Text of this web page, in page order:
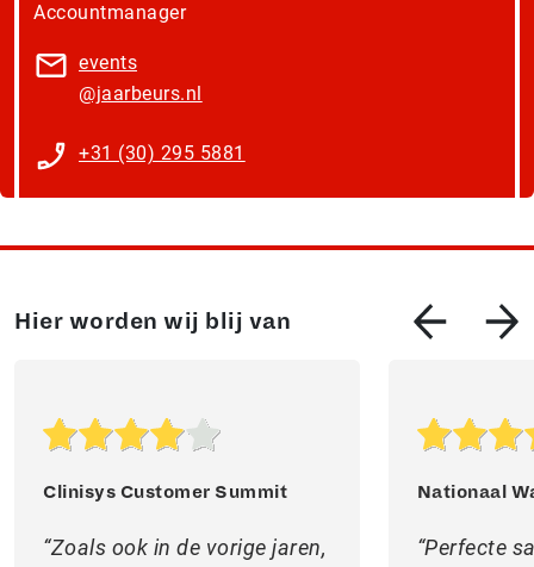
Accountmanager
events​
@jaarbeurs.nl
+31 (30) 295 5881
Hier worden wij blij van
Clinisys Customer Summit
Zoals ook in de vorige jaren,
Nationaal
Perfecte